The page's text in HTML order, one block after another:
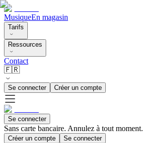
MusiqueEn magasin
Tarifs
Ressources
Contact
🇫🇷
Se connecter Créer un compte
Se connecter
Sans carte bancaire. Annulez à tout moment.
Créer un compte Se connecter